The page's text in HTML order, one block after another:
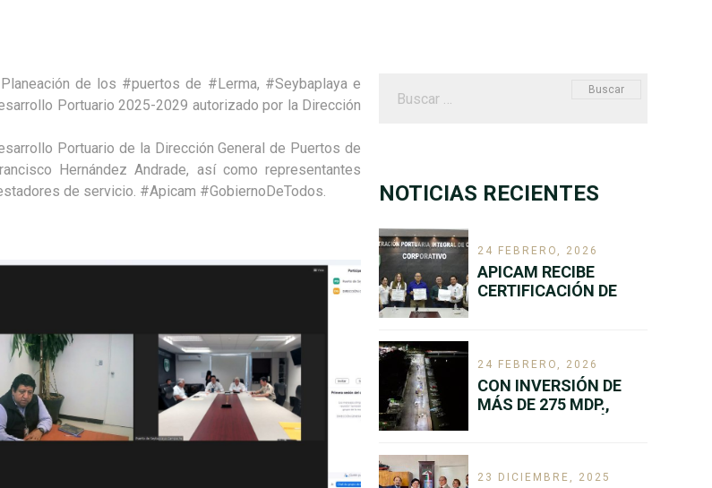
de los #puertos de #Lerma, #Seybaplayae
Portuario 2025-2029 autorizado por la Dirección
Portuario de la Dirección General de Puertos de
Hernández Andrade, así como representantes
de servicio. #Apicam #GobiernoDeTodos. NOTICIAS RECIENTES
24 FEBRERO, 2026
APICAM RECIBE
CERTIFICACIÓN DE
24 FEBRERO, 2026
CON INVERSIÓN DE
MÁS DE 275 MDP.,
23 DICIEMBRE, 2025